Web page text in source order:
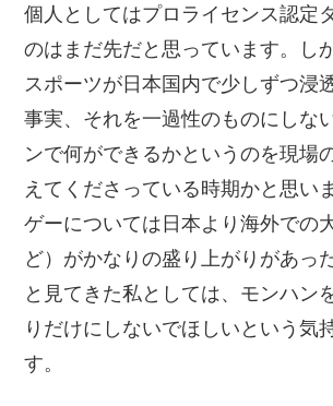
個人としてはプロライセンス認定
のはまだ先だと思っています。し
スポーツが日本国内で少しずつ浸
事実、それを一過性のものにしな
ンで何ができるかというのを現場
えてくださっている時期かと思い
ゲーについては日本より海外での
ど）がかなりの盛り上がりがあっ
と見てきた私としては、モンハン
りだけにしないでほしいという気
す。